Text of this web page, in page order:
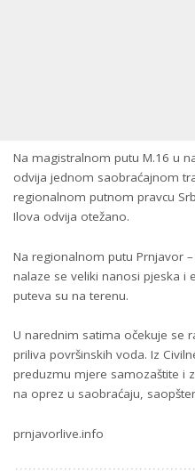
Na magistralnom putu M.16 u
odvija jednom saobraćajnom
regionalnom putnom pravcu
Ilova odvija otežano.
Na regionalnom putu Prnjavor
nalaze se veliki nanosi pjeska i
puteva su na terenu.
U narednim satima očekuje se
priliva površinskih voda. Iz
preduzmu mjere samozaštite i
na oprez u saobraćaju,
prnjavorlive.info